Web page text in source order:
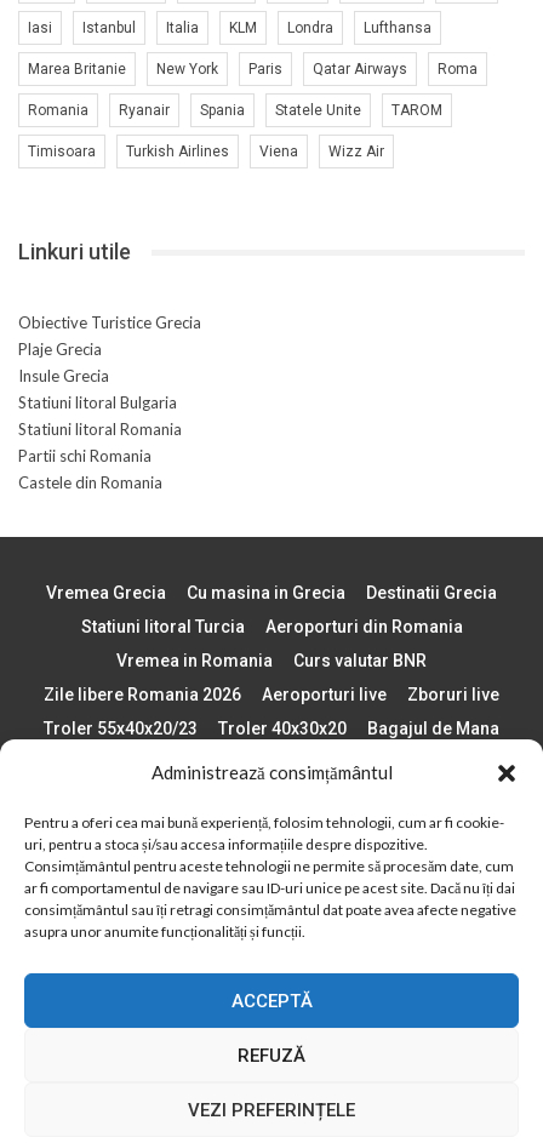
Administrează consimțământul
Pentru a oferi cea mai bună experiență, folosim tehnologii, cum ar fi cookie-
uri, pentru a stoca și/sau accesa informațiile despre dispozitive.
Consimțământul pentru aceste tehnologii ne permite să procesăm date, cum
ar fi comportamentul de navigare sau ID-uri unice pe acest site. Dacă nu îți dai
consimțământul sau îți retragi consimțământul dat poate avea afecte negative
asupra unor anumite funcționalități și funcții.
ACCEPTĂ
REFUZĂ
VEZI PREFERINȚELE
Iasi Istanbul Italia KLM Londra Lufthansa
Marea Britanie New York Paris Qatar Airways Roma
Romania Ryanair Spania Statele Unite TAROM
Timisoara Turkish Airlines Viena Wizz Air
Linkuri utile
Obiective Turistice Grecia
Plaje Grecia
Insule Grecia
Statiuni litoral Bulgaria
Statiuni litoral Romania
Partii schi Romania
Castele din Romania
Vremea Grecia Cu masina in Grecia
Destinatii Grecia
Statiuni litoral Turcia
Aeroporturi din Romania
Vremea in Romania
Curs valutar BNR
Zile libere Romania 2026
Aeroporturi live
Zboruri live
Troler 55x40x20/23
Troler 40x30x20
Bagajul de Mana
Paste 2026
Cele mai bune telefoane
Plaje din Europa
Concerte Romania 2025
Asigurare de calatorie
Când se schimba ora în 2026
Calendar Formula 1 sezon 2026
Boarding Pass
Despre AirlinesTravel.ro
Politică cookie-uri (UE)
Cookie Policy (AU)
Politică cookie-uri (ZA)
Politică cookie-uri (Canada)
Politică cookie-uri (BR)
2012 - 2025 © Toate drepturile rezervate